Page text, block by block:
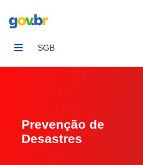
SGB
Prevenção de
Desastres